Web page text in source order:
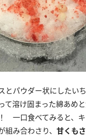
とパウダー状にしたい
て溶け固まった綿あめ
一口食べてみると、
み合わさり、 甘くも